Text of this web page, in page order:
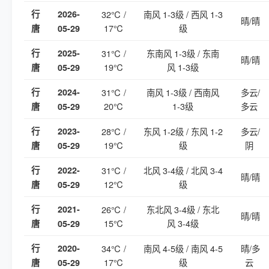
行
唐
2026-
05-29
32℃ /
17℃
南风 1-3级 / 西风 1-3
级
晴/晴
行
唐
2025-
05-29
31℃ /
19℃
东南风 1-3级 / 东南
风 1-3级
晴/晴
行
唐
2024-
05-29
31℃ /
20℃
南风 1-3级 / 西南风
1-3级
多云/
多云
行
唐
2023-
05-29
28℃ /
19℃
东风 1-2级 / 东风 1-2
级
多云/
阴
行
唐
2022-
05-29
31℃ /
12℃
北风 3-4级 / 北风 3-4
级
晴/晴
行
唐
2021-
05-29
26℃ /
15℃
东北风 3-4级 / 东北
风 3-4级
晴/晴
行
唐
2020-
05-29
34℃ /
17℃
南风 4-5级 / 南风 4-5
级
晴/多
云